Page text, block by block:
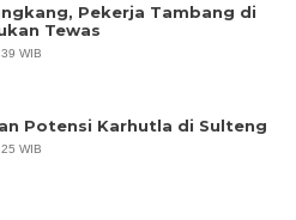
Pekerja Tambang di
Tewas
WIB
Potensi Karhutla di Sulteng
WIB